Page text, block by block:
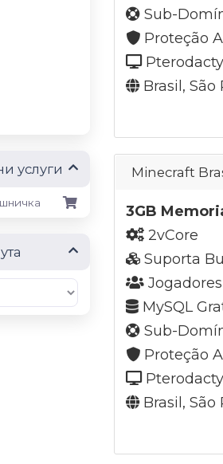
услуги
Sub-
Proteção
Pterodactyl
Brasil, São
Minecraft
3GB
2vCore
Suporta
MySQL
Sub-
Proteção
Pterodactyl
Brasil, São